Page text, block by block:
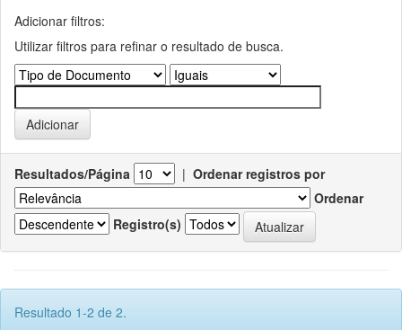
Adicionar filtros:
Utilizar filtros para refinar o resultado de busca.
Resultados/Página | Ordenar registros por
Ordenar
Registro(s)
Resultado 1-2 de 2.